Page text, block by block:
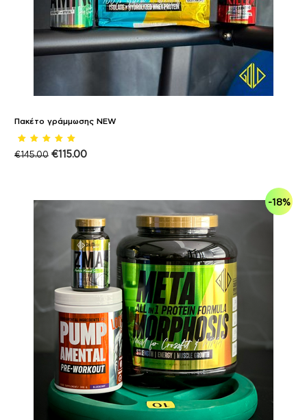
Πακέτο γράμμωσης NEW
€145.00 €115.00
-18%